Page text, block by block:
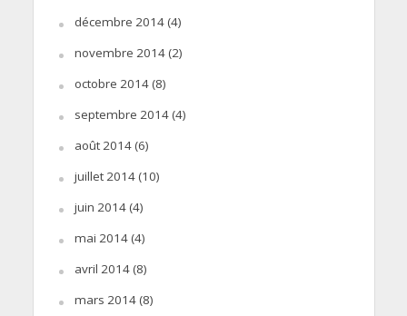
décembre 2014(4)
novembre 2014(2)
octobre 2014(8)
septembre 2014(4)
août 2014(6)
juillet 2014(10)
juin 2014(4)
mai 2014(4)
avril 2014(8)
mars 2014(8)